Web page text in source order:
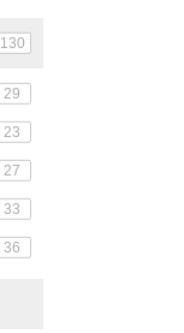
130
29
23
27
33
36